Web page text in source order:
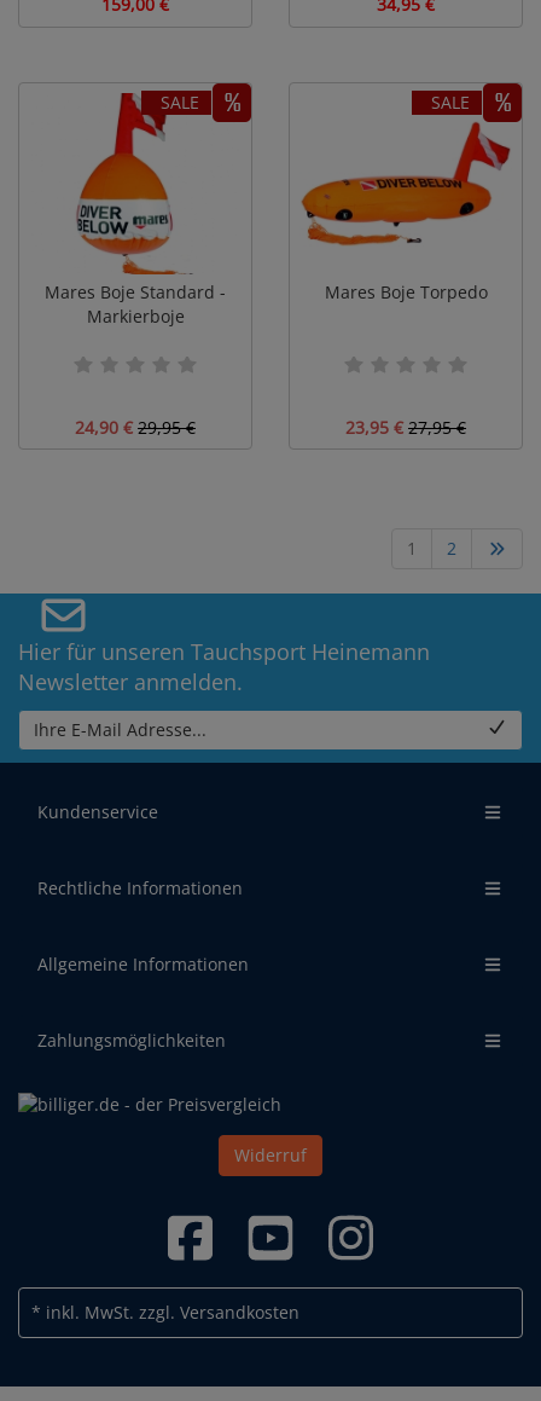
SALE
Mares Boje Standard -
Markierboje
24,90 € 29,95 €
SALE
Mares Boje Torpedo
23,95 € 27,95 €
1 2
Hier für unseren Tauchsport Heinemann
Newsletter anmelden.
Ihre E-Mail Adresse...
Kundenservice
Rechtliche Informationen
Allgemeine Informationen
Zahlungsmöglichkeiten
Widerruf
* inkl. MwSt. zzgl. Versandkosten